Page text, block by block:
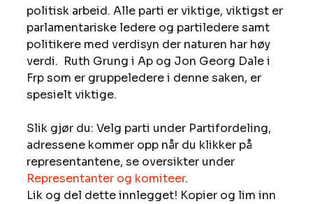
politisk arbeid. Alle parti er viktige, viktigst er
parlamentariske ledere og partiledere samt
politikere med verdisyn der naturen har høy
verdi.  Ruth Grung i Ap og Jon Georg Dale i
Frp som er gruppeledere i denne saken, er
spesielt viktige.
Slik gjør du: Velg parti under Partifordeling,
adressene kommer opp når du klikker på
representantene, se oversikter under
Representanter og komiteer.
Lik og del dette innlegget! Kopier og lim inn